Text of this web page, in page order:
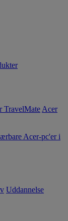
TravelMate Acer
Acer-pc'er i
Uddannelse